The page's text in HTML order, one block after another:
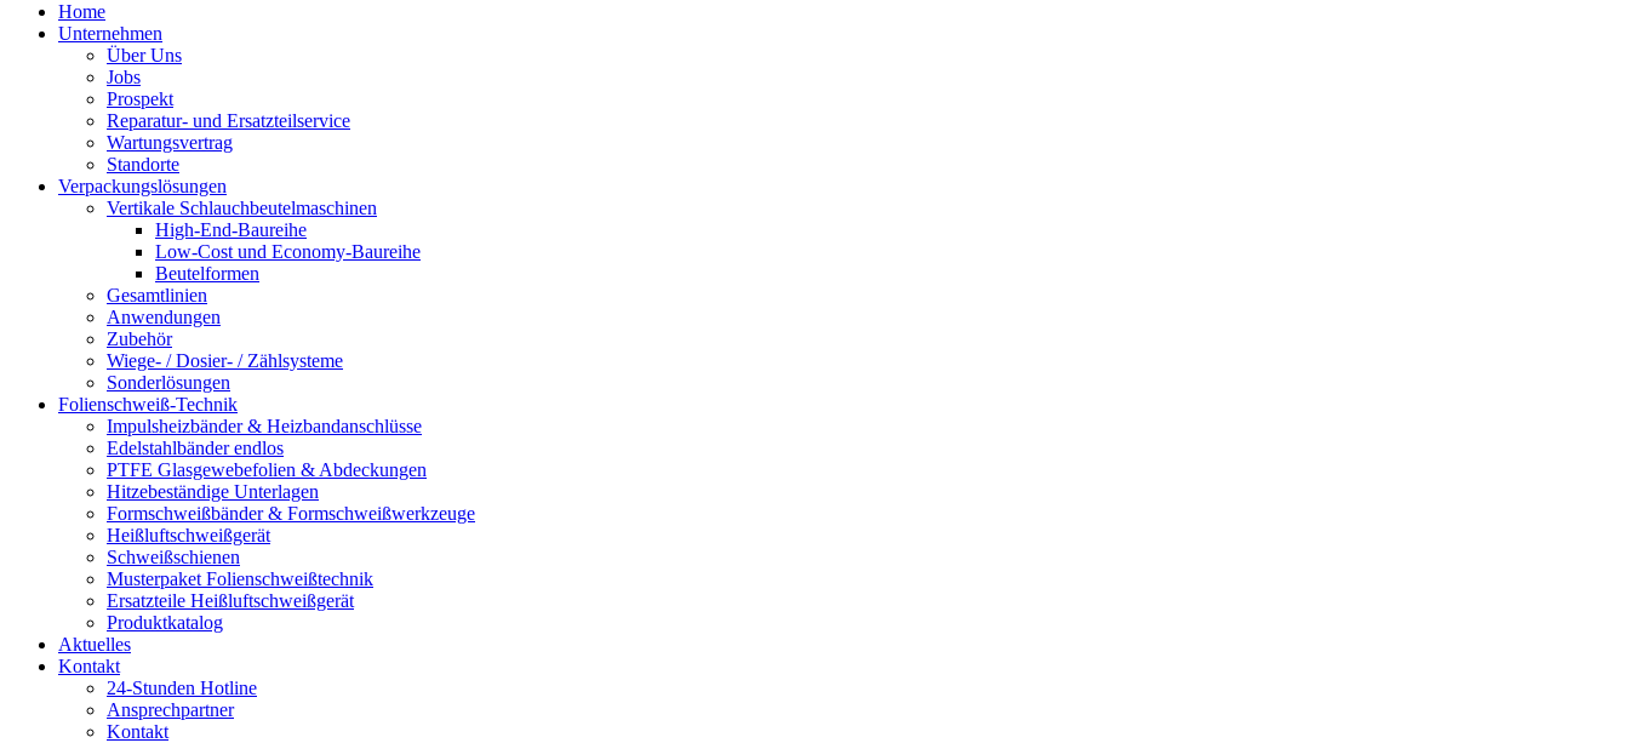
Home
Unternehmen
Über Uns
Jobs
Prospekt
Reparatur- und Ersatzteil­service
Wartungsvertrag
Standorte
Verpackungslösungen
Vertikale Schlauch­beutelmaschinen
High-End-Baureihe
Low-Cost und Economy-Baureihe
Beutelformen
Gesamtlinien
Anwendungen
Zubehör
Wiege- / Dosier- / Zählsysteme
Sonderlösungen
Folienschweiß-Technik
Impuls­heizbänder & Heizband­anschlüsse
Edelstahlbänder endlos
PTFE Glas­gewebefolien & Abdeckungen
Hitzebeständige Unterlagen
Formschweiß­bänder & Formschweiß­werkzeuge
Heißluftschweißgerät
Schweiß­schienen
Musterpaket Folienschweißtechnik
Ersatzteile Heißluftschweißgerät
Produktkatalog
Aktuelles
Kontakt
24-Stunden Hotline
Ansprechpartner
Kontakt